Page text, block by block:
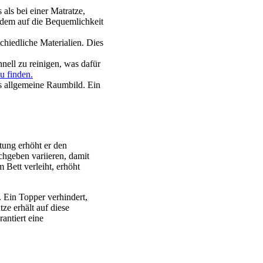
bei einer Matratze,
auf die Bequemlichkeit
Materialien. Dies
zu reinigen, was dafür
finden.
allgemeine Raumbild. Ein
erhöht er den
variieren, damit
Bett verleiht, erhöht
Ein Topper verhindert,
erhält auf diese
eine